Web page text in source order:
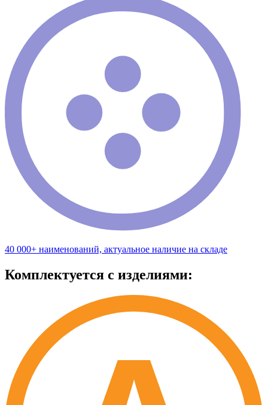
40 000+ наименований, актуальное наличие на складе
Комплектуется с изделиями: